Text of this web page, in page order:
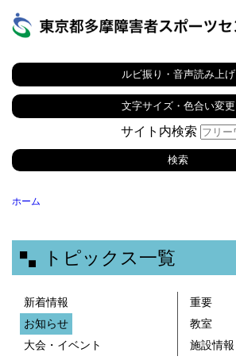
ルビ振り・音声読み上げ
文字サイズ・色合い変更
サイト内検索
ホーム
トピックス一覧
新着情報
重要
お知らせ
教室
大会・イベント
施設情報